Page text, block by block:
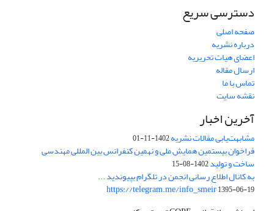
دسترسی سریع
صفحه اصلی
درباره نشریه
اعضای هیات تحریریه
ارسال مقاله
تماس با ما
نقشه سایت
آخرین اخبار
مشابهت‌یابی مقالات نشریه1402-11-01
فراخوان بیستمین همایش ملی و نهمین کنفرانس بین المللی مهندسی
ساخت و تولید1402-08-15
به کانال اطلاع رسانی انجمن در تلگرام بپیوندید ...
https://telegram.me/info_smeir1395-06-19